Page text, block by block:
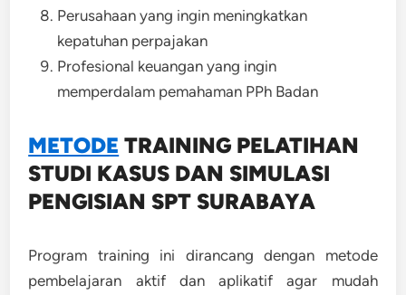
Perusahaan yang ingin meningkatkan
kepatuhan perpajakan
Profesional keuangan yang ingin
memperdalam pemahaman PPh Badan
METODE TRAINING PELATIHAN
STUDI KASUS DAN SIMULASI
PENGISIAN SPT SURABAYA
Program training ini dirancang dengan metode
pembelajaran aktif dan aplikatif agar mudah